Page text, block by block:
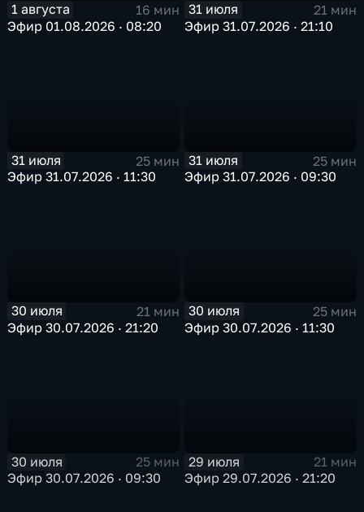
1 августа
16 мин
Эфир 01.08.2026 · 08:20
31 июля
21 мин
Эфир 31.07.2026 · 21:10
31 июля
25 мин
Эфир 31.07.2026 · 11:30
31 июля
25 мин
Эфир 31.07.2026 · 09:30
30 июля
21 мин
Эфир 30.07.2026 · 21:20
30 июля
25 мин
Эфир 30.07.2026 · 11:30
30 июля
25 мин
Эфир 30.07.2026 · 09:30
29 июля
21 мин
Эфир 29.07.2026 · 21:20